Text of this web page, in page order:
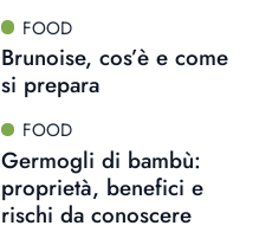
FOOD
Brunoise, cos’è e come
si prepara
FOOD
Germogli di bambù:
proprietà, benefici e
rischi da conoscere